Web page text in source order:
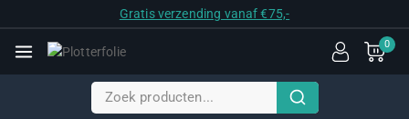
Gratis verzending vanaf €75,-
0